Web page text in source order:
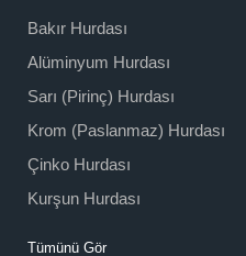
Bakır Hurdası
Alüminyum Hurdası
Sarı (Pirinç) Hurdası
Krom (Paslanmaz) Hurdası
Çinko Hurdası
Kurşun Hurdası
Tümünü Gör